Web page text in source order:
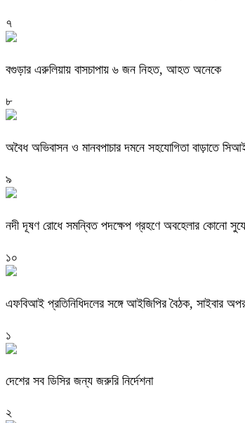
৭
বগুড়ার এরুলিয়ায় বাসচাপায় ৬ জন নিহত, আহত অনেকে
৮
অবৈধ অভিবাসন ও মানবপাচার দমনে সহযোগিতা বাড়াতে
৯
নদী দূষণ রোধে সমন্বিত পদক্ষেপ গ্রহণে অবহেলার কোনো
১০
এফবিআই প্রতিনিধিদলের সঙ্গে আইজিপির বৈঠক, সাইবার
১
দেশের সব ডিসির জন্য জরুরি নির্দেশনা
২